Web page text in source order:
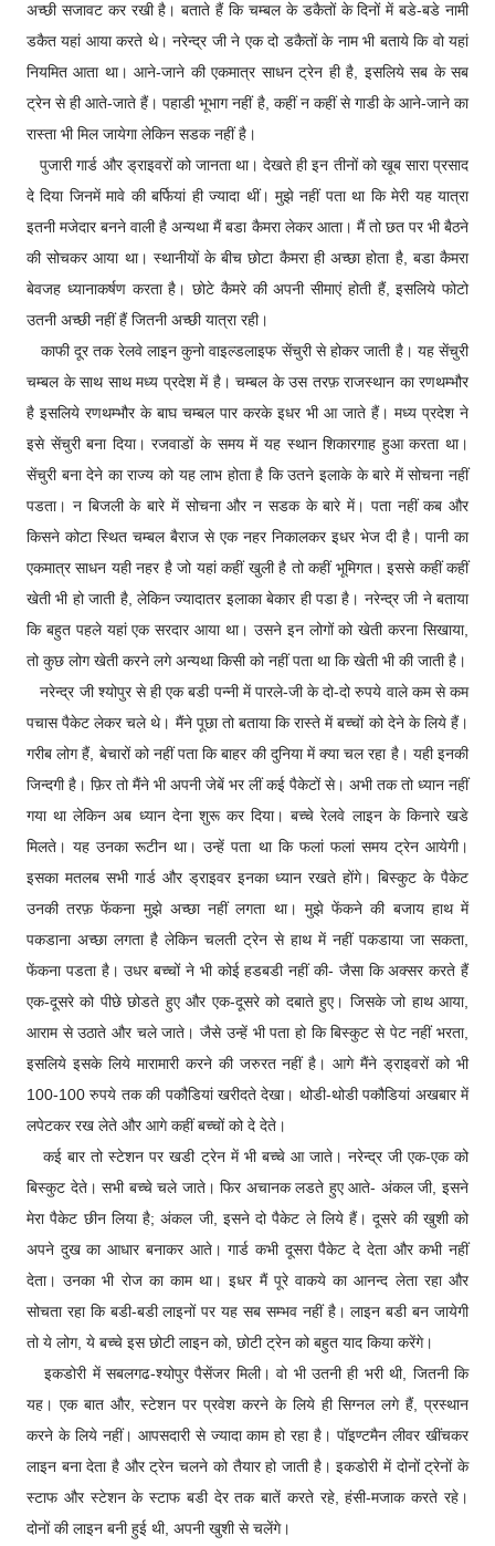
अच्छी सजावट कर रखी है। बताते हैं कि चम्बल के डकैतों के दिनों में बडे-बडे नामी
डकैत यहां आया करते थे। नरेन्द्र जी ने एक दो डकैतों के नाम भी बताये कि वो यहां
नियमित आता था। आने-जाने की एकमात्र साधन ट्रेन ही है, इसलिये सब के सब
ट्रेन से ही आते-जाते हैं। पहाडी भूभाग नहीं है, कहीं न कहीं से गाडी के आने-जाने का
रास्ता भी मिल जायेगा लेकिन सडक नहीं है।
पुजारी गार्ड और ड्राइवरों को जानता था। देखते ही इन तीनों को खूब सारा प्रसाद
दे दिया जिनमें मावे की बर्फियां ही ज्यादा थीं। मुझे नहीं पता था कि मेरी यह यात्रा
इतनी मजेदार बनने वाली है अन्यथा मैं बडा कैमरा लेकर आता। मैं तो छत पर भी बैठने
की सोचकर आया था। स्थानीयों के बीच छोटा कैमरा ही अच्छा होता है, बडा कैमरा
बेवजह ध्यानाकर्षण करता है। छोटे कैमरे की अपनी सीमाएं होती हैं, इसलिये फोटो
उतनी अच्छी नहीं हैं जितनी अच्छी यात्रा रही।
काफी दूर तक रेलवे लाइन कुनो वाइल्डलाइफ सेंचुरी से होकर जाती है। यह सेंचुरी
चम्बल के साथ साथ मध्य प्रदेश में है। चम्बल के उस तरफ़ राजस्थान का रणथम्भौर
है इसलिये रणथम्भौर के बाघ चम्बल पार करके इधर भी आ जाते हैं। मध्य प्रदेश ने
इसे सेंचुरी बना दिया। रजवाडों के समय में यह स्थान शिकारगाह हुआ करता था।
सेंचुरी बना देने का राज्य को यह लाभ होता है कि उतने इलाके के बारे में सोचना नहीं
पडता। न बिजली के बारे में सोचना और न सडक के बारे में। पता नहीं कब और
किसने कोटा स्थित चम्बल बैराज से एक नहर निकालकर इधर भेज दी है। पानी का
एकमात्र साधन यही नहर है जो यहां कहीं खुली है तो कहीं भूमिगत। इससे कहीं कहीं
खेती भी हो जाती है, लेकिन ज्यादातर इलाका बेकार ही पडा है। नरेन्द्र जी ने बताया
कि बहुत पहले यहां एक सरदार आया था। उसने इन लोगों को खेती करना सिखाया,
तो कुछ लोग खेती करने लगे अन्यथा किसी को नहीं पता था कि खेती भी की जाती है।
नरेन्द्र जी श्योपुर से ही एक बडी पन्नी में पारले-जी के दो-दो रुपये वाले कम से कम
पचास पैकेट लेकर चले थे। मैंने पूछा तो बताया कि रास्ते में बच्चों को देने के लिये हैं।
गरीब लोग हैं, बेचारों को नहीं पता कि बाहर की दुनिया में क्या चल रहा है। यही इनकी
जिन्दगी है। फ़िर तो मैंने भी अपनी जेबें भर लीं कई पैकेटों से। अभी तक तो ध्यान नहीं
गया था लेकिन अब ध्यान देना शुरू कर दिया। बच्चे रेलवे लाइन के किनारे खडे
मिलते। यह उनका रूटीन था। उन्हें पता था कि फलां फलां समय ट्रेन आयेगी।
इसका मतलब सभी गार्ड और ड्राइवर इनका ध्यान रखते होंगे। बिस्कुट के पैकेट
उनकी तरफ़ फेंकना मुझे अच्छा नहीं लगता था। मुझे फेंकने की बजाय हाथ में
पकडाना अच्छा लगता है लेकिन चलती ट्रेन से हाथ में नहीं पकडाया जा सकता,
फेंकना पडता है। उधर बच्चों ने भी कोई हडबडी नहीं की- जैसा कि अक्सर करते हैं
एक-दूसरे को पीछे छोडते हुए और एक-दूसरे को दबाते हुए। जिसके जो हाथ आया,
आराम से उठाते और चले जाते। जैसे उन्हें भी पता हो कि बिस्कुट से पेट नहीं भरता,
इसलिये इसके लिये मारामारी करने की जरुरत नहीं है। आगे मैंने ड्राइवरों को भी
100-100 रुपये तक की पकौडियां खरीदते देखा। थोडी-थोडी पकौडियां अखबार में
लपेटकर रख लेते और आगे कहीं बच्चों को दे देते।
कई बार तो स्टेशन पर खडी ट्रेन में भी बच्चे आ जाते। नरेन्द्र जी एक-एक को
बिस्कुट देते। सभी बच्चे चले जाते। फिर अचानक लडते हुए आते- अंकल जी, इसने
मेरा पैकेट छीन लिया है; अंकल जी, इसने दो पैकेट ले लिये हैं। दूसरे की खुशी को
अपने दुख का आधार बनाकर आते। गार्ड कभी दूसरा पैकेट दे देता और कभी नहीं
देता। उनका भी रोज का काम था। इधर मैं पूरे वाकये का आनन्द लेता रहा और
सोचता रहा कि बडी-बडी लाइनों पर यह सब सम्भव नहीं है। लाइन बडी बन जायेगी
तो ये लोग, ये बच्चे इस छोटी लाइन को, छोटी ट्रेन को बहुत याद किया करेंगे।
इकडोरी में सबलगढ-श्योपुर पैसेंजर मिली। वो भी उतनी ही भरी थी, जितनी कि
यह। एक बात और, स्टेशन पर प्रवेश करने के लिये ही सिग्नल लगे हैं, प्रस्थान
करने के लिये नहीं। आपसदारी से ज्यादा काम हो रहा है। पॉइण्टमैन लीवर खींचकर
लाइन बना देता है और ट्रेन चलने को तैयार हो जाती है। इकडोरी में दोनों ट्रेनों के
स्टाफ और स्टेशन के स्टाफ बडी देर तक बातें करते रहे, हंसी-मजाक करते रहे।
दोनों की लाइन बनी हुई थी, अपनी खुशी से चलेंगे।